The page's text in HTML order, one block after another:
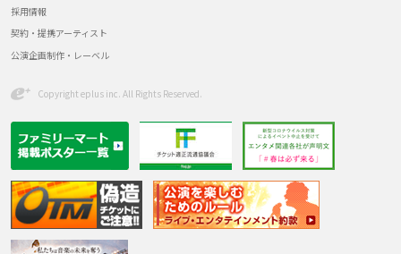
採用情報
契約・提携アーティスト
公演企画制作・レーベル
Copyright eplus inc. All Rights Reserved.